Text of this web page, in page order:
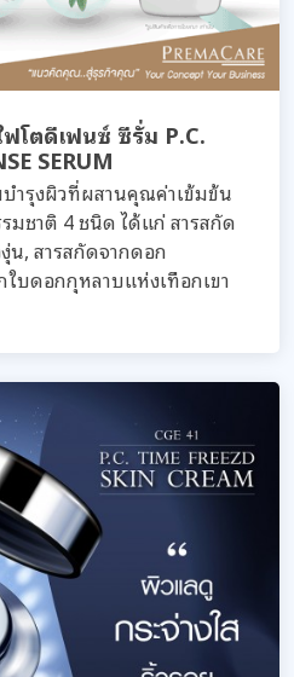
โตดีเฟนซ์ ซีรั่ม P.C.
SERUM
ำรุงผิวที่ผสานคุณค่าเข้มข้น
มชาติ 4 ชนิด ได้แก่ สารสกัด
น, สารสกัดจากดอก
บดอกกุหลาบแห่งเทือกเขา